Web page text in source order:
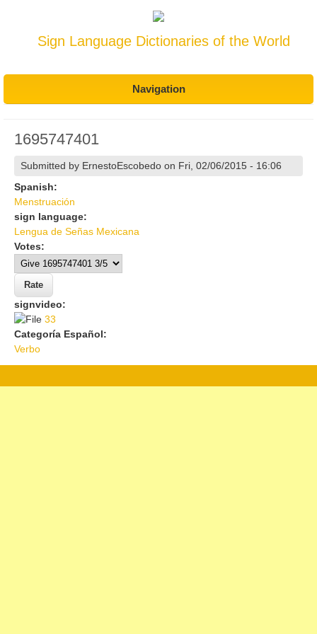
Sign Language Dictionaries of the World
Navigation
1695747401
Submitted by ErnestoEscobedo on Fri, 02/06/2015 - 16:06
Spanish:
Menstruación
sign language:
Lengua de Señas Mexicana
Votes:
signvideo:
33
33
Categoría Español:
Verbo